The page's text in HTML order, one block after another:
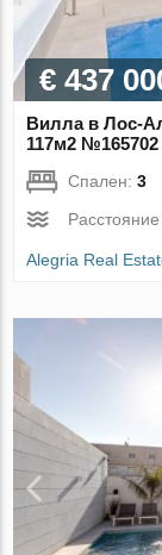
€ 437
Вилла в Лос-
117м2 №165702
Спален:3
Alegria Real